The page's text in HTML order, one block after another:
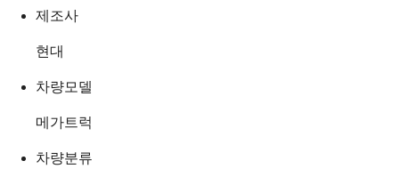
제조사
현대
차량모델
메가트럭
차량분류